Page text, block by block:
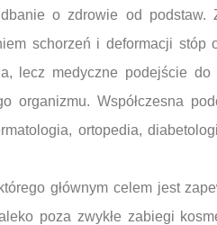
o zdrowie od podstaw.
schorzeń i deformacji
lecz medyczne podejście
organizmu. Współczesna
ortopedia,
głównym celem jest
poza zwykłe zabiegi